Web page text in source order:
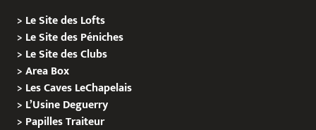
> Le Site des Lofts
> Le Site des Péniches
> Le Site des Clubs
>Area Box
> Les Caves LeChapelais
> L’Usine Deguerry
> PapillesTraiteur